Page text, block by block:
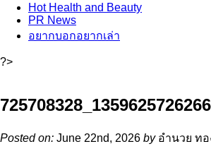
HotHealth and Beauty
PR News
อยากบอกอยากเล่า
?>
Posted on: June 22nd, 2026 byอำนวย ทอ